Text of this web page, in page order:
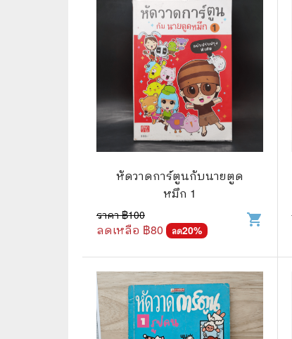
หัดวาดการ์ตูนกับนายตูด
หมึก 1
ราคา ฿100
ลดเหลือ ฿80 ลด20%
shopping_cart
📚 หนังสือทั่วไป
😁 จิตวิทยา พัฒนาตนเอง
👔 ธุรกิจ เศรษฐศาสตร์
📜 ประวัติศาสตร์
👤 ประวัติบุคคล ประสบการณ์ชีวิต
🌠 โหราศาสตร์ การทำนาย
☸️ ธรรมะ ศาสนา ปรัชญา
🏙️ การเมือง สังคมศาสตร์
🧳 ท่องเที่ยว ประสบการณ์ท่องเที่ยว
💃 งานอดิเรก อาชีพ